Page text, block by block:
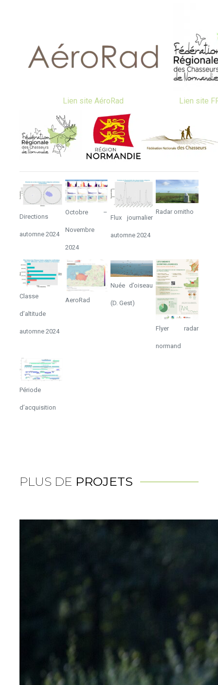
Lien site AéroRad Lien site
Directions
automne 2024
Octobre –
Novembre
2024
Flux journalier
automne 2024
Radar ornitho
Classe
d’altitude
automne 2024
AeroRad
Nuée d’oiseau
(D. Gest)
Flyer radar
normand
Période
d’acquisition
PLUS DE PROJETS